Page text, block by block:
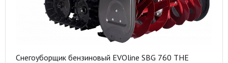
Снегоуборщик бензиновый EVOline SBG 760 THE